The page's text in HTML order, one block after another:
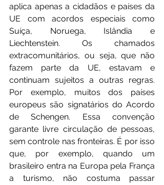
aplica apenas a cidadãos e países da
UE com acordos especiais como
Suíça, Noruega, Islândia e
Liechtenstein. Os chamados
extracomunitários, ou seja, que não
fazem parte da UE, estavam e
continuam sujeitos a outras regras.
Por exemplo, muitos dos países
europeus são signatários do Acordo
de Schengen. Essa convenção
garante livre circulação de pessoas,
sem controle nas fronteiras. É por isso
que, por exemplo, quando um
brasileiro entra na Europa pela França
a turismo, não costuma passar